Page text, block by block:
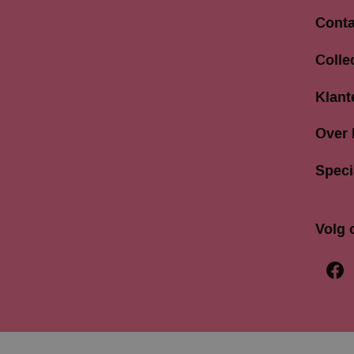
033
Over
Volg